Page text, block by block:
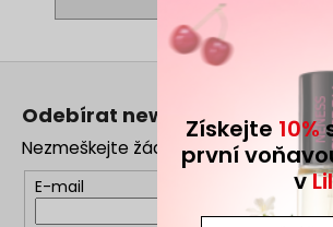
Odebírat newsletter
Nezmeškejte žádné novinky či slevy!
E-mail
Získejte 10%
první
v